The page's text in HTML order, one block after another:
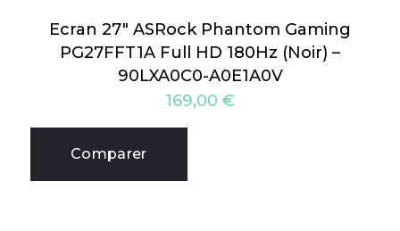
Ecran 27″ ASRock Phantom Gaming
PG27FFT1A Full HD 180Hz (Noir) –
90LXA0C0-A0E1A0V
169,00 €
Comparer